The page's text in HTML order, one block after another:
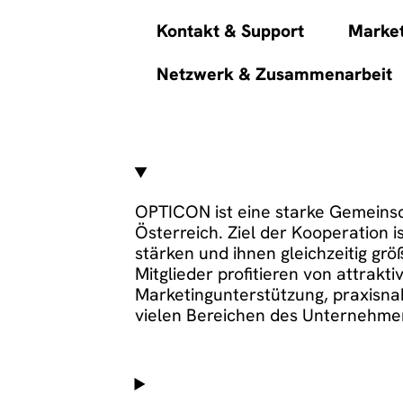
Kontakt & Support
Netzwerk & Zusammenarbeit
OPTICON ist eine starke
Österreich. Ziel der Kooperation
stärken und ihnen gleichzeitig
Mitglieder profitieren von
Marketingunterstützung,
vielen Bereichen des